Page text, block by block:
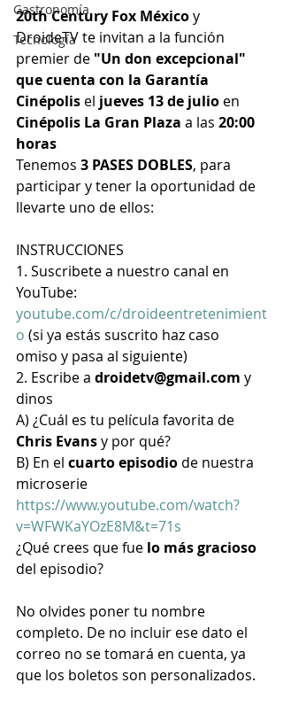
Gastronomía
Tecnología
20th Century Fox México y
DroideTV te invitan a la función
premier de "Un don excepcional"
que cuenta con la Garantía
Cinépolis el jueves 13 de julio en
Cinépolis La Gran Plaza a las 20:00
horas
Tenemos 3 PASES DOBLES, para
participar y tener la oportunidad de
llevarte uno de ellos:
INSTRUCCIONES
1. Suscribete a nuestro canal en
YouTube:
youtube.com/c/droideentretenimient
o (si ya estás suscrito haz caso
omiso y pasa al siguiente)
2. Escribe a droidetv@gmail.com y
dinos
A) ¿Cuál es tu película favorita de
Chris Evans y por qué?
B) En el cuarto episodio de nuestra
microserie
https://www.youtube.com/watch?
v=WFWKaYOzE8M&t=71s
¿Qué crees que fue lo más gracioso
del episodio?
No olvides poner tu nombre
completo. De no incluir ese dato el
correo no se tomará en cuenta, ya
que los boletos son personalizados.